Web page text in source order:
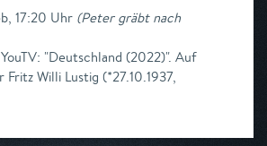
17:20 Uhr (Peter gräbt nach
"Deutschland (2022)". Auf
Fritz Willi Lustig (*27.10.1937,